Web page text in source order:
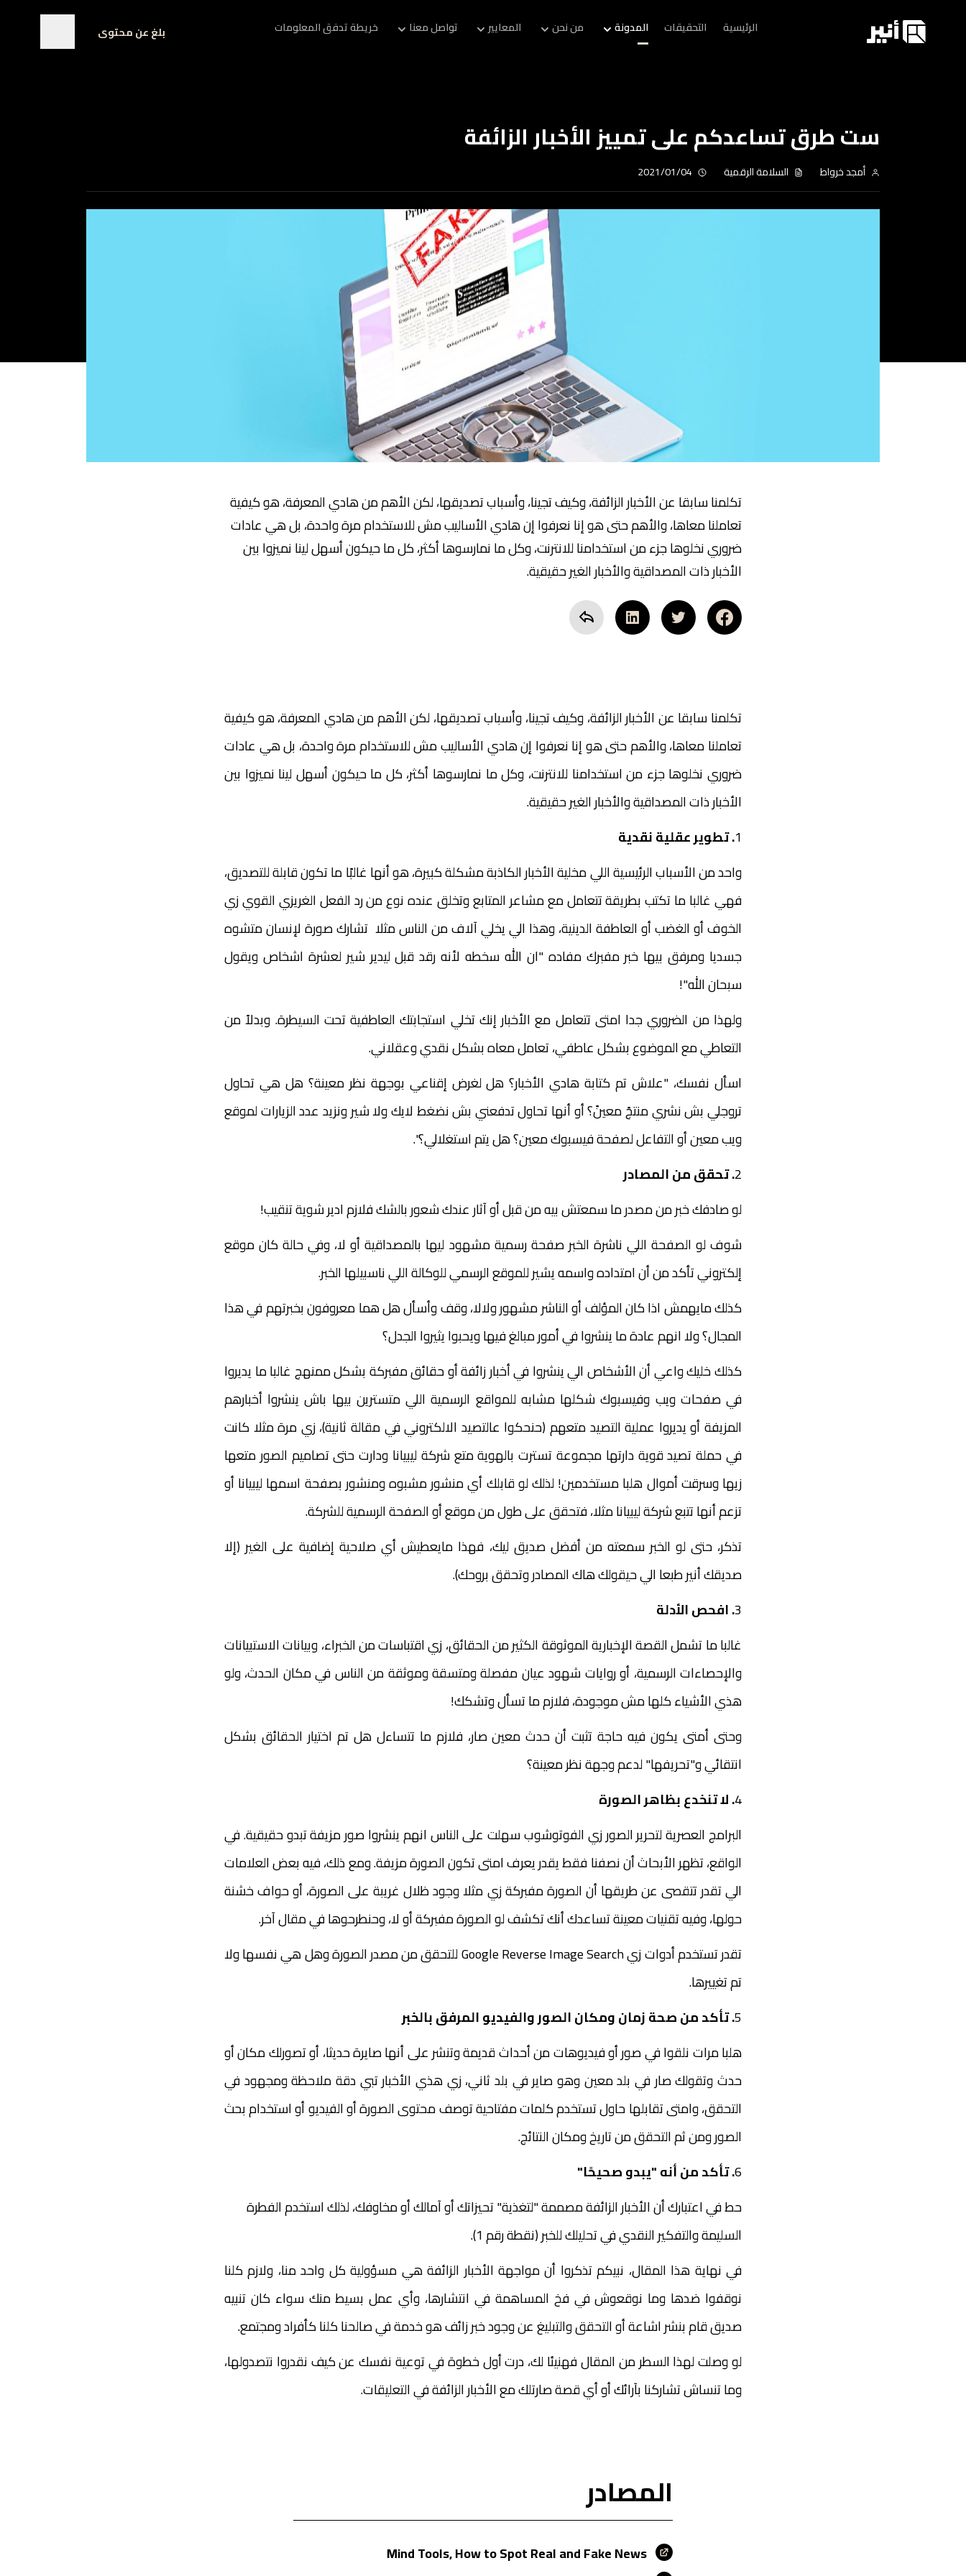
الرئيسية التحقيقات المدونة من نحن المعايير تواصل معنا خريطة تدفق المعلومات بلغ عن محتوى
ست طرق تساعدكم على تمييز الأخبار الزائفة
أمجد خرواط السلامة الرقمية 2021/01/04
تكلمنا سابقا عن الأخبار الزائفة، وكيف تجينا، وأسباب تصديقها، لكن الأهم من هادي المعرفة، هو كيفية
تعاملنا معاها، والأهم حتى هو إنا نعرفوا إن هادي الأساليب مش للاستخدام مرة واحدة، بل هي عادات
ضروري نخلوها جزء من استخدامنا للانترنت، وكل ما نمارسوها أكثر، كل ما حيكون أسهل لينا نميزوا بين
الأخبار ذات المصداقية والأخبار الغير حقيقية.
تكلمنا سابقا عن الأخبار الزائفة، وكيف تجينا، وأسباب تصديقها، لكن الأهم من هادي المعرفة، هو كيفية
تعاملنا معاها، والأهم حتى هو إنا نعرفوا إن هادي الأساليب مش للاستخدام مرة واحدة، بل هي عادات
ضروري نخلوها جزء من استخدامنا للانترنت، وكل ما نمارسوها أكثر، كل ما حيكون أسهل لينا نميزوا بين
الأخبار ذات المصداقية والأخبار الغير حقيقية.
1. تطوير عقلية نقدية
واحد من الأسباب الرئيسية اللي مخلية الأخبار الكاذبة مشكلة كبيرة، هو أنها غالبًا ما تكون قابلة للتصديق،
فهي غالبا ما تكتب بطريقة تتعامل مع مشاعر المتابع وتخلق عنده نوع من رد الفعل الغريزي القوي زي
الخوف أو الغضب أو العاطفة الدينية، وهذا الي يخلي آلاف من الناس مثلا تشارك صورة لإنسان متشوه
جسديا ومرفق بيها خبر مفبرك مفاده "ان الله سخطه لأنه رقد قبل ليدير شير لعشرة اشخاص ويقول
سبحان الله"!
ولهذا من الضروري جدا امتى تتعامل مع الأخبار إنك تخلي استجابتك العاطفية تحت السيطرة. وبدلاً من
التعاطي مع الموضوع بشكل عاطفي، تعامل معاه بشكل نقدي وعقلاني.
اسأل نفسك، "علاش تم كتابة هادي الأخبار؟ هل لغرض إقناعي بوجهة نظر معينة؟ هل هي تحاول
تروجلي بش نشري منتجً معينً؟ أو أنها تحاول تدفعني بش نضغط لايك ولا شير ونزيد عدد الزيارات لموقع
ويب معين أو التفاعل لصفحة فيسبوك معين؟ هل يتم استغلالي؟".
2. تحقق من المصادر
لو صادفك خبر من مصدر ما سمعتش بيه من قبل أو آثار عندك شعور بالشك فلازم ادير شوية تنقيب!
شوف لو الصفحة اللي ناشرة الخبر صفحة رسمية مشهود ليها بالمصداقية أو لا، وفي حالة كان موقع
إلكتروني تأكد من أن امتداده واسمه يشير للموقع الرسمي للوكالة اللي ناسبيلها الخبر.
كذلك مايهمش اذا كان المؤلف أو الناشر مشهور ولالا، وقف وأسأل هل هما معروفون بخبرتهم في هذا
المجال؟ ولا انهم عادة ما ينشروا في أمور مبالغ فيها ويحبوا يثيروا الجدل؟
كذلك خليك واعي أن الأشخاص الي ينشروا في أخبار زائفة أو حقائق مفبركة بشكل ممنهج غالبا ما يديروا
في صفحات ويب وفيسبوك شكلها مشابه للمواقع الرسمية اللي متسترين بيها باش ينشروا أخبارهم
المزيفة أو يديروا عملية التصيد متعهم (حنحكوا عالتصيد الالكتروني في مقالة ثانية)، زي مرة مثلا كانت
في حملة تصيد قوية دارتها مجموعة تسترت بالهوية متع شركة ليبيانا ودارت حتى تصاميم الصور متعها
زيها وسرقت أموال هلبا مستخدمين! لذلك لو قابلك أي منشور مشبوه ومنشور بصفحة اسمها ليبيانا أو
تزعم أنها تتبع شركة ليبيانا مثلا، فتحقق على طول من موقع أو الصفحة الرسمية للشركة.
تذكر، حتى لو الخبر سمعته من أفضل صديق ليك، فهذا مايعطيش أي صلاحية إضافية على الغير (إلا
صديقك أنير طبعا الي حيقولك هاك المصادر وتحقق بروحك).
3. افحص الأدلة
غالبا ما تشمل القصة الإخبارية الموثوقة الكثير من الحقائق، زي اقتباسات من الخبراء، وبيانات الاستبيانات
والإحصاءات الرسمية، أو روايات شهود عيان مفصلة ومتسقة وموثقة من الناس في مكان الحدث، ولو
هذي الأشياء كلها مش موجودة، فلازم ما تسأل وتشكك!
وحتى أمتى يكون فيه حاجة تثبت أن حدث معين صار، فلازم ما تتساءل هل تم اختيار الحقائق بشكل
انتقائي و"تحريفها" لدعم وجهة نظر معينة؟
4. لا تنخدع بظاهر الصورة
البرامج العصرية لتحرير الصور زي الفوتوشوب سهلت على الناس انهم ينشروا صور مزيفة تبدو حقيقية. في
الواقع، تظهر الأبحاث أن نصفنا فقط يقدر يعرف امتى تكون الصورة مزيفة. ومع ذلك، فيه بعض العلامات
الي تقدر تتقصى عن طريقها أن الصورة مفبركة زي مثلا وجود ظلال غريبة على الصورة، أو حواف خشنة
حولها، وفيه تقنيات معينة تساعدك أنك تكشف لو الصورة مفبركة أو لا، وحنطرحوها في مقال آخر.
تقدر تستخدم أدوات زي Google Reverse Image Search للتحقق من مصدر الصورة وهل هي نفسها ولا
تم تغييرها.
5. تأكد من صحة زمان ومكان الصور والفيديو المرفق بالخبر
هلبا مرات نلقوا في صور أو فيديوهات من أحداث قديمة وتنشر على أنها صايرة حديثا، أو تصورلك مكان أو
حدث وتقولك صار في بلد معين وهو صاير في بلد ثاني، زي هذي الأخبار تبي دقة ملاحظة ومجهود في
التحقق، وامتى تقابلها حاول تستخدم كلمات مفتاحية توصف محتوى الصورة أو الفيديو أو استخدام بحث
الصور ومن ثم التحقق من تاريخ ومكان النتائج.
6. تأكد من أنه "يبدو صحيحًا"
حط في اعتبارك أن الأخبار الزائفة مصممة "لتغذية" تحيزاتك أو آمالك أو مخاوفك، لذلك استخدم الفطرة
السليمة والتفكير النقدي في تحليلك للخبر (نقطة رقم 1).
في نهاية هذا المقال، نبيكم تذكروا أن مواجهة الأخبار الزائفة هي مسؤولية كل واحد منا، ولازم كلنا
نوقفوا ضدها وما نوقعوش في فخ المساهمة في انتشارها، وأي عمل بسيط منك سواء كان تنبيه
صديق قام بنشر اشاعة أو التحقق والتبليغ عن وجود خبر زائف هو خدمة في صالحنا كلنا كأفراد ومجتمع.
لو وصلت لهذا السطر من المقال فهنيئا لك، درت أول خطوة في توعية نفسك عن كيف نقدروا نتصدولها،
وما تنساش تشاركنا بآرائك أو أي قصة صارتلك مع الأخبار الزائفة في التعليقات.
المصادر
Mind Tools, How to Spot Real and Fake News